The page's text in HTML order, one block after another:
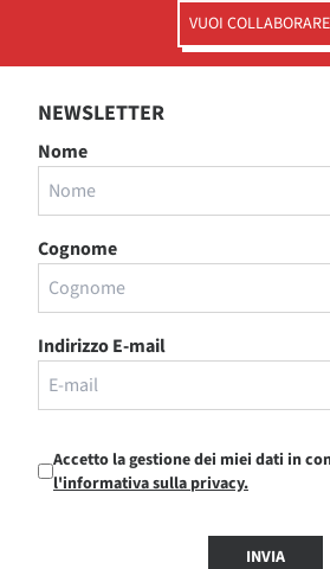
VUOI
NEWSLETTER
Nome
Cognome
Indirizzo E-mail
Accetto la gestione dei miei dati in
l'informativa sulla privacy.
INVIA